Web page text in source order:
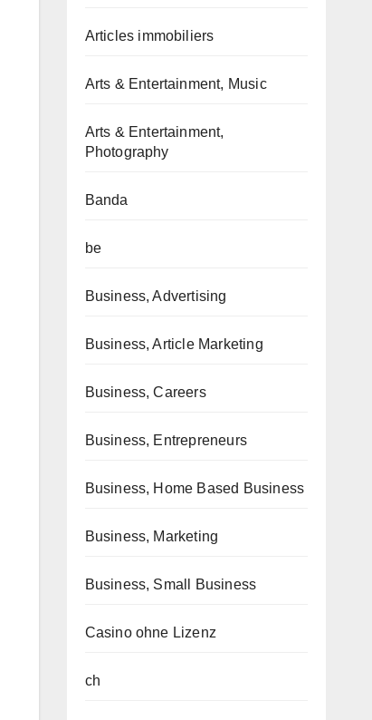
Articles immobiliers
Arts & Entertainment, Music
Arts & Entertainment,
Photography
Banda
be
Business, Advertising
Business, Article Marketing
Business, Careers
Business, Entrepreneurs
Business, Home Based Business
Business, Marketing
Business, Small Business
Casino ohne Lizenz
ch